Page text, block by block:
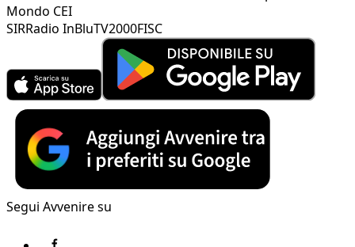
Mondo CEI
SIRRadio InBluTV2000FISC
Segui Avvenire su